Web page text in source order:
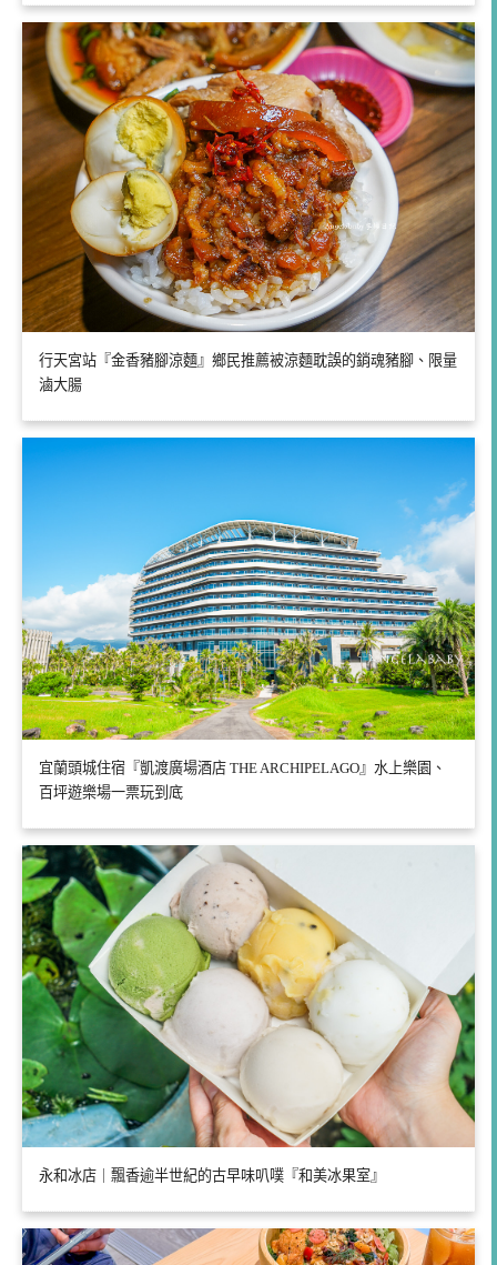
行天宮站『金香豬腳涼麵』鄉民推薦被涼麵耽誤的銷魂豬腳、限量
滷大腸
宜蘭頭城住宿『凱渡廣場酒店 THE ARCHIPELAGO』水上樂園、
百坪遊樂場一票玩到底
永和冰店｜飄香逾半世紀的古早味叭噗『和美冰果室』